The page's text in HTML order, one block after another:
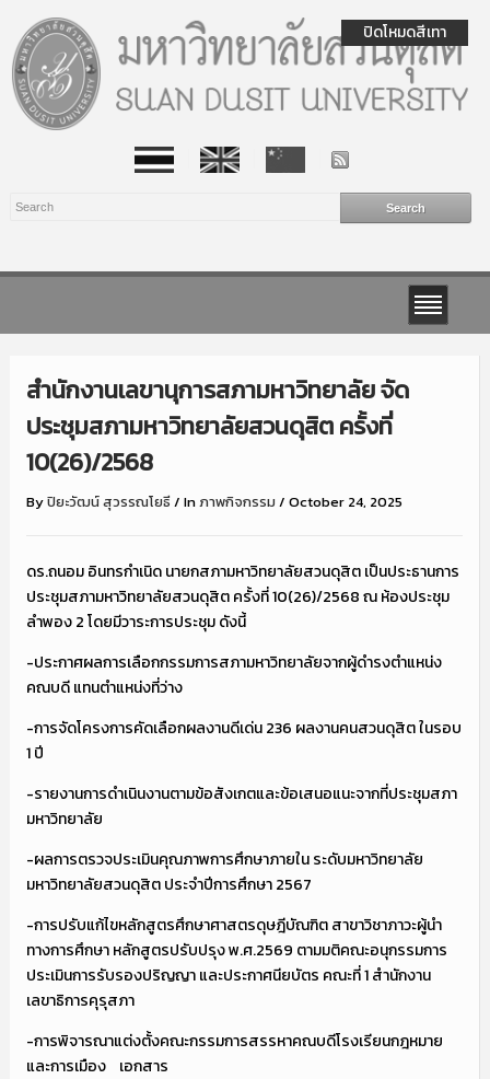
สำนักงานเลขานุการสภามหาวิทยาลัย จัด
ประชุมสภามหาวิทยาลัยสวนดุสิต ครั้งที่
10(26)/2568
Byปิยะวัฒน์ สุวรรณโยธี/ Inภาพกิจกรรม / October 24, 2025
ดร.ถนอม อินทรกำเนิด นายกสภามหาวิทยาลัยสวนดุสิต เป็นประธานการ
ประชุมสภามหาวิทยาลัยสวนดุสิต ครั้งที่ 10(26)/2568 ณ ห้องประชุม
ลำพอง 2 โดยมีวาระการประชุม ดังนี้
-ประกาศผลการเลือกกรรมการสภามหาวิทยาลัยจากผู้ดำรงตำแหน่ง
คณบดี แทนตำแหน่งที่ว่าง
-การจัดโครงการคัดเลือกผลงานดีเด่น 236 ผลงานคนสวนดุสิต ในรอบ
1 ปี
-รายงานการดำเนินงานตามข้อสังเกตและข้อเสนอแนะจากที่ประชุมสภา
มหาวิทยาลัย
-ผลการตรวจประเมินคุณภาพการศึกษาภายใน ระดับมหาวิทยาลัย
มหาวิทยาลัยสวนดุสิต ประจำปีการศึกษา 2567
-การปรับแก้ไขหลักสูตรศึกษาศาสตรดุษฎีบัณฑิต สาขาวิชาภาวะผู้นำ
ทางการศึกษา หลักสูตรปรับปรุง พ.ศ.2569 ตามมติคณะอนุกรรมการ
ประเมินการรับรองปริญญา และประกาศนียบัตร คณะที่ 1 สำนักงาน
เลขาธิการคุรุสภา
-การพิจารณาแต่งตั้งคณะกรรมการสรรหาคณบดีโรงเรียนกฎหมาย
และการเมือง เอกสาร
ปิดโหมดสีเทา